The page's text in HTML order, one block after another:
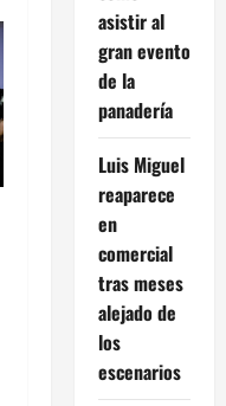
asistir al
gran evento
de la
panadería
Luis Miguel
reaparece
en
comercial
tras meses
alejado de
los
escenarios